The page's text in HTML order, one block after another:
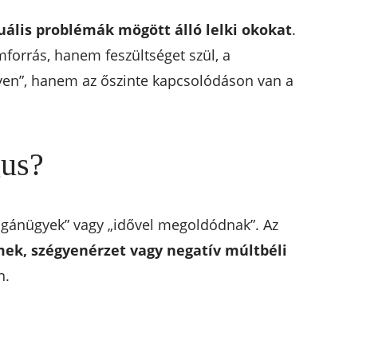
problémák mögött álló lelki okokat.
hanem feszültséget szül, a
hanem az őszinte kapcsolódáson van a
vagy „idővel megoldódnak”. Az
szégyenérzet vagy negatív múltbéli